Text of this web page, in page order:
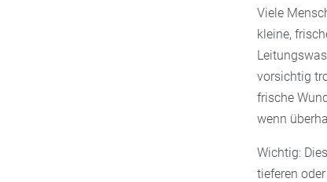
Viele
kleine,
vorsichtig
frische
wenn
Wichtig:
tieferen